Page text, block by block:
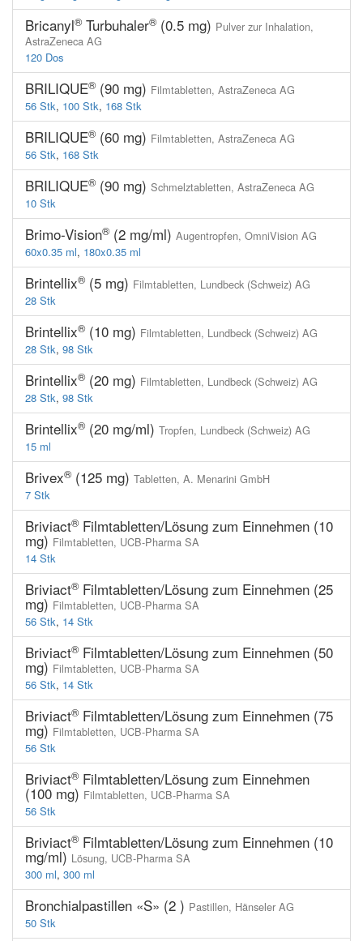
Bricanyl® Turbuhaler® (0.5 mg) Pulver zur Inhalation,
AstraZeneca AG
120 Dos
BRILIQUE® (90 mg) Filmtabletten, AstraZeneca AG
56 Stk, 100 Stk, 168 Stk
BRILIQUE® (60 mg) Filmtabletten, AstraZeneca AG
56 Stk, 168 Stk
BRILIQUE® (90 mg) Schmelztabletten, AstraZeneca AG
10 Stk
Brimo-Vision® (2 mg/ml) Augentropfen, OmniVision AG
60x0.35 ml, 180x0.35 ml
Brintellix® (5 mg) Filmtabletten, Lundbeck (Schweiz) AG
28 Stk
Brintellix® (10 mg) Filmtabletten, Lundbeck (Schweiz) AG
28 Stk, 98 Stk
Brintellix® (20 mg) Filmtabletten, Lundbeck (Schweiz) AG
28 Stk, 98 Stk
Brintellix® (20 mg/ml) Tropfen, Lundbeck (Schweiz) AG
15 ml
Brivex® (125 mg) Tabletten, A. Menarini GmbH
7 Stk
Briviact® Filmtabletten/Lösung zum Einnehmen (10
mg) Filmtabletten, UCB-Pharma SA
14 Stk
Briviact® Filmtabletten/Lösung zum Einnehmen (25
mg) Filmtabletten, UCB-Pharma SA
56 Stk, 14 Stk
Briviact® Filmtabletten/Lösung zum Einnehmen (50
mg) Filmtabletten, UCB-Pharma SA
56 Stk, 14 Stk
Briviact® Filmtabletten/Lösung zum Einnehmen (75
mg) Filmtabletten, UCB-Pharma SA
56 Stk
Briviact® Filmtabletten/Lösung zum Einnehmen
(100 mg) Filmtabletten, UCB-Pharma SA
56 Stk
Briviact® Filmtabletten/Lösung zum Einnehmen (10
mg/ml) Lösung, UCB-Pharma SA
300 ml, 300 ml
Bronchialpastillen «S» (2 ) Pastillen, Hänseler AG
50 Stk